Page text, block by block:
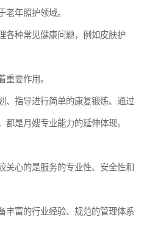
年照护领域。
各种常见健康问题，例如皮肤护
重要作用。
、指导进行简单的康复锻炼、通过
是月嫂专业能力的延伸体现。
关心的是服务的专业性、安全性和
丰富的行业经验、规范的管理体系